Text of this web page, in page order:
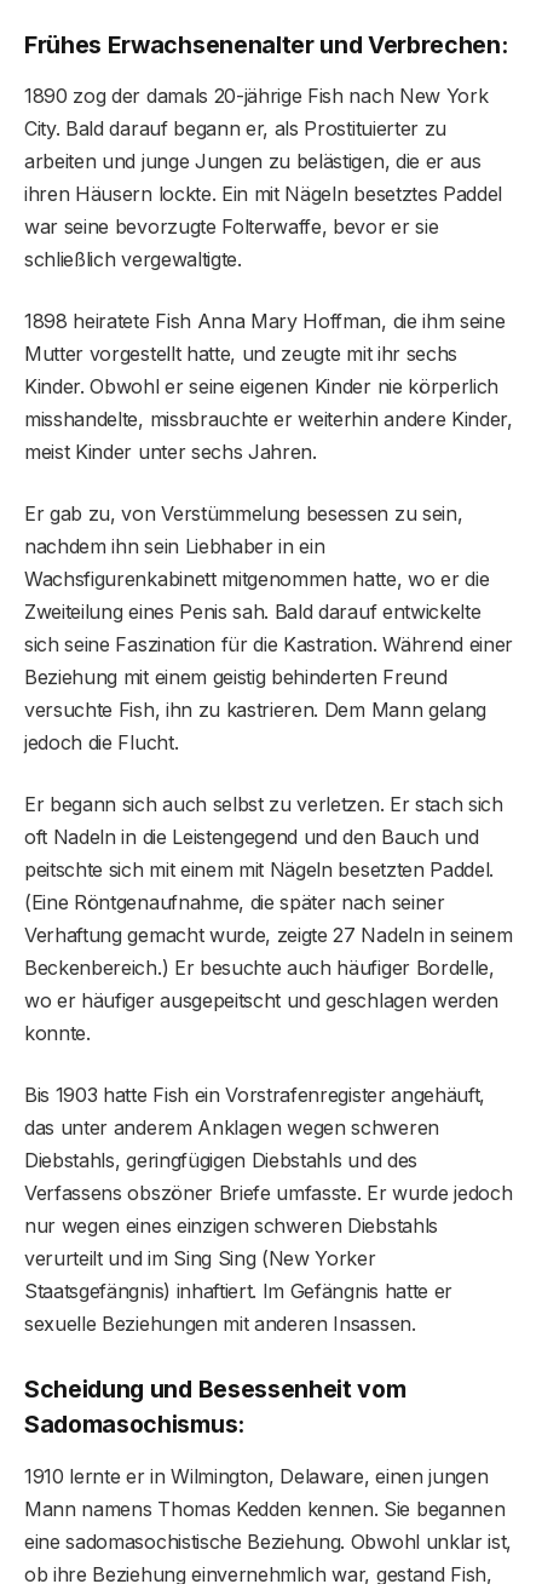
Frühes Erwachsenenalter und Verbrechen:
1890 zog der damals 20-jährige Fish nach New York
City. Bald darauf begann er, als Prostituierter zu
arbeiten und junge Jungen zu belästigen, die er aus
ihren Häusern lockte. Ein mit Nägeln besetztes Paddel
war seine bevorzugte Folterwaffe, bevor er sie
schließlich vergewaltigte.
1898 heiratete Fish Anna Mary Hoffman, die ihm seine
Mutter vorgestellt hatte, und zeugte mit ihr sechs
Kinder. Obwohl er seine eigenen Kinder nie körperlich
misshandelte, missbrauchte er weiterhin andere Kinder,
meist Kinder unter sechs Jahren.
Er gab zu, von Verstümmelung besessen zu sein,
nachdem ihn sein Liebhaber in ein
Wachsfigurenkabinett mitgenommen hatte, wo er die
Zweiteilung eines Penis sah. Bald darauf entwickelte
sich seine Faszination für die Kastration. Während einer
Beziehung mit einem geistig behinderten Freund
versuchte Fish, ihn zu kastrieren. Dem Mann gelang
jedoch die Flucht.
Er begann sich auch selbst zu verletzen. Er stach sich
oft Nadeln in die Leistengegend und den Bauch und
peitschte sich mit einem mit Nägeln besetzten Paddel.
(Eine Röntgenaufnahme, die später nach seiner
Verhaftung gemacht wurde, zeigte 27 Nadeln in seinem
Beckenbereich.) Er besuchte auch häufiger Bordelle,
wo er häufiger ausgepeitscht und geschlagen werden
konnte.
Bis 1903 hatte Fish ein Vorstrafenregister angehäuft,
das unter anderem Anklagen wegen schweren
Diebstahls, geringfügigen Diebstahls und des
Verfassens obszöner Briefe umfasste. Er wurde jedoch
nur wegen eines einzigen schweren Diebstahls
verurteilt und im Sing Sing (New Yorker
Staatsgefängnis) inhaftiert. Im Gefängnis hatte er
sexuelle Beziehungen mit anderen Insassen.
Scheidung und Besessenheit vom
Sadomasochismus:
1910 lernte er in Wilmington, Delaware, einen jungen
Mann namens Thomas Kedden kennen. Sie begannen
eine sadomasochistische Beziehung. Obwohl unklar ist,
ob ihre Beziehung einvernehmlich war, gestand Fish,